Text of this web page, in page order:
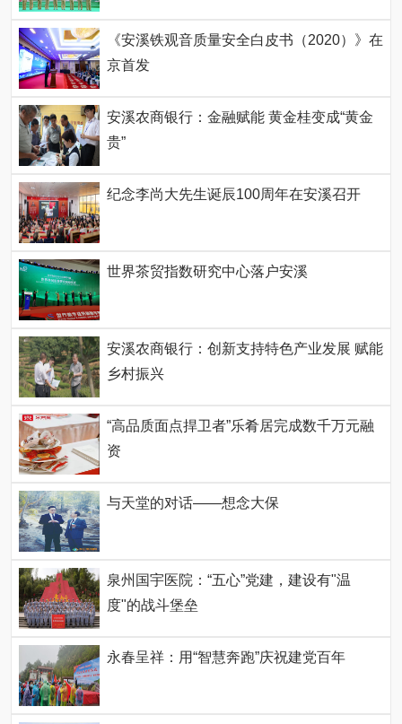
《安溪铁观音质量安全白皮书（2020）》在
京首发
安溪农商银行：金融赋能 黄金桂变成“黄金
贵”
纪念李尚大先生诞辰100周年在安溪召开
世界茶贸指数研究中心落户安溪
安溪农商银行：创新支持特色产业发展 赋能
乡村振兴
“高品质面点捍卫者”乐肴居完成数千万元融
资
与天堂的对话——想念大保
泉州国宇医院：“五心”党建，建设有"温
度"的战斗堡垒
永春呈祥：用“智慧奔跑”庆祝建党百年